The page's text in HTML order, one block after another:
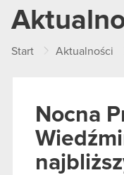
Start Aktualności
Nocna